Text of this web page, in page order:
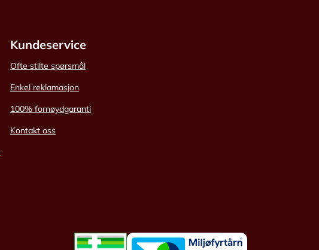
Kundeservice
Ofte stilte spørsmål
Enkel reklamasjon
100% fornøydgaranti
Kontakt oss